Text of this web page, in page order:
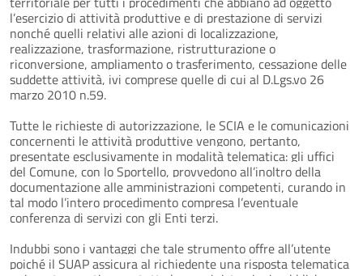
l’esercizio di attività produttive e di prestazione di servizi
nonché quelli relativi alle azioni di localizzazione,
realizzazione, trasformazione, ristrutturazione o
riconversione, ampliamento o trasferimento, cessazione delle
suddette attività, ivi comprese quelle di cui al D.Lgs.vo 26
marzo 2010 n.59.
Tutte le richieste di autorizzazione, le SCIA e le comunicazioni
concernenti le attività produttive vengono, pertanto,
presentate esclusivamente in modalità telematica: gli uffici
del Comune, con lo Sportello, provvedono all’inoltro della
documentazione alle amministrazioni competenti, curando in
tal modo l’intero procedimento compresa l’eventuale
conferenza di servizi con gli Enti terzi.
Indubbi sono i vantaggi che tale strumento offre all’utente
poiché il SUAP assicura al richiedente una risposta telematica